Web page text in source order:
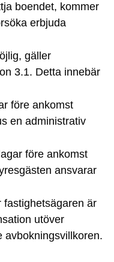
boendet, kommer
erbjuda
gäller
3.1. Detta innebär
före ankomst
en administrativ
före ankomst
ansvarar
fastighetsägaren är
utöver
avbokningsvillkoren.